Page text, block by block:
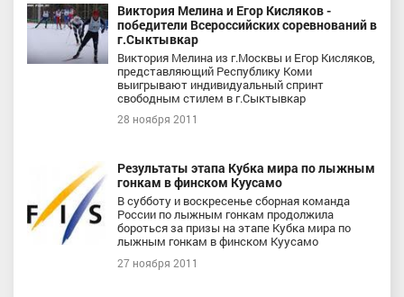
Виктория Мелина и Егор Кисляков -
победители Всероссийских соревнований в
г.Сыктывкар
Виктория Мелина из г.Москвы и Егор Кисляков,
представляющий Республику Коми
выигрывают индивидуальный спринт
свободным стилем в г.Сыктывкар
28 ноября 2011
Результаты этапа Кубка мира по лыжным
гонкам в финском Куусамо
В субботу и воскресенье сборная команда
России по лыжным гонкам продолжила
бороться за призы на этапе Кубка мира по
лыжным гонкам в финском Куусамо
27 ноября 2011